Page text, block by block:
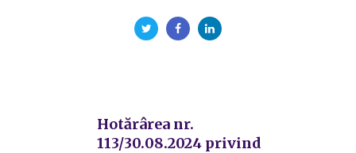
Hotărârea nr.
113/30.08.2024 privind